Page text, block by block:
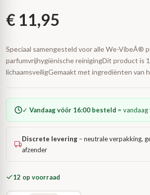
€ 11,95
Speciaal samengesteld voor alle We-VibeÂ®
parfumvrijhygiënische reinigingDit product is
lichaamsveiligGemaakt met ingrediënten van
✓ Vandaag vóór 16:00 besteld =
Discrete levering – neutrale verpakking,
afzender
12 op voorraad